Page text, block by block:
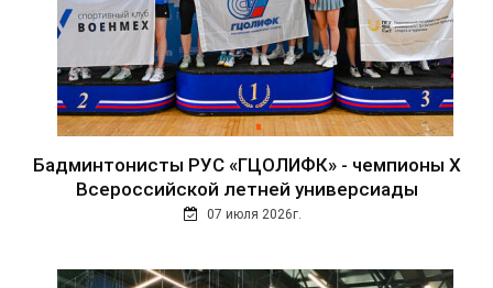
Бадминтонисты РУС «ГЦОЛИФК» - чемпионы Х
Всероссийской летней универсиады
07 июля 2026г.